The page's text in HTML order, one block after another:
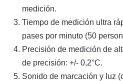
medición.
Tiempo de medición ultra
pases por minuto (50
Precisión de medición de
de precisión: +/- 0,2°C.
Sonido de marcación y luz